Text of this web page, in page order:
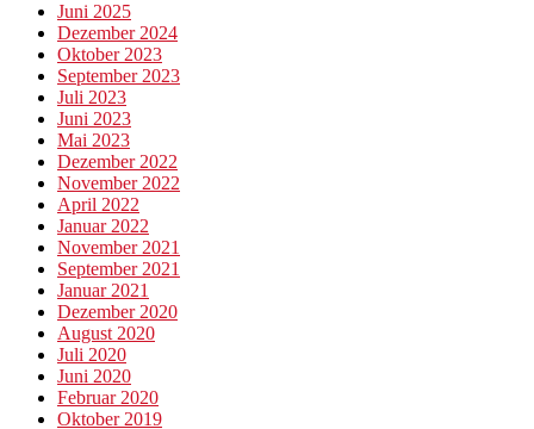
Juni 2025
Dezember 2024
Oktober 2023
September 2023
Juli 2023
Juni 2023
Mai 2023
Dezember 2022
November 2022
April 2022
Januar 2022
November 2021
September 2021
Januar 2021
Dezember 2020
August 2020
Juli 2020
Juni 2020
Februar 2020
Oktober 2019